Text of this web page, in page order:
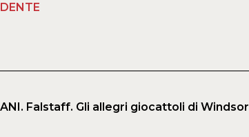
Falstaff. Gli allegri giocattoli di Windsor